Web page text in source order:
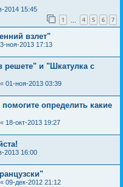
2014 15:45
1 4 5 6 7
взлет"
ноя-2013 17:13
и "Шкатулка с
« 01-ноя-2013 03:39
определить какие
« 18-окт-2013 19:27
2013 16:00
« 09-дек-2012 21:12